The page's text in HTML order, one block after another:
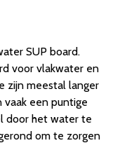
SUP board.
voor vlakwater en
zijn meestal langer
vaak een puntige
door het water te
om te zorgen